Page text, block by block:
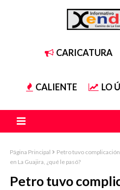
CARICATURA
CALIENTE LO
Página Principal
Petro tuvo
en La Guajira, ¿qué le pasó?
Petro tuvo